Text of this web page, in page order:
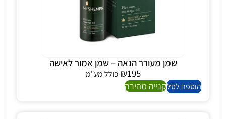
שמן מעורר הנאה – שמן אמור לאישה
₪195
כולל מע"מ
הוספה לסלקנייה מהירה